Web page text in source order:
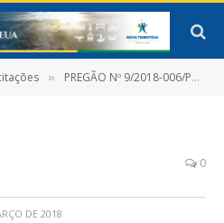
» PREGÃO Nº 9/2018-006/PMNT-PP-SRP
0
DE 2018